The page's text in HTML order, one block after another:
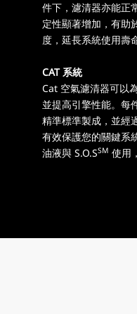
件下，濾清器亦能正
定性顯著增加，有助
度，延長系統使用壽
CAT 系統
Cat 空氣濾清器可以
並提高引擎性能。
精準標準製成，並經
有效保護您的關鍵系
油液與 S.O.SSM 使用